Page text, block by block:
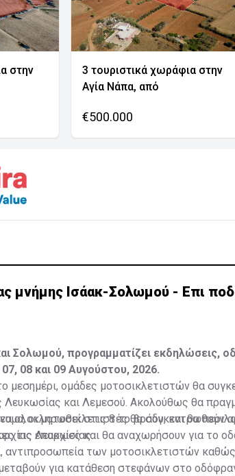
στην
3 τουριστικά χωράφια στην
Αγία Νάπα, από
€500.000
μνήμης Ισάακ-Σολωμού - Επι
Σολωμού, προγραμματίζει εκδηλώσεις,
08 και 09 Αυγούστου, 2026.
μεσημέρι, ομάδες μοτοσικλετιστών θα
Λευκωσίας και Λεμεσού. Ακολούθως θα
ολοκληρωθεί στις 8 το βράδυ, και θα
Λευκωσίας.
οι μοτοσικλετιστές θα συγκεντρωθούν
τις επαρχίες και θα αναχωρήσουν για το
αντιπροσωπεία των μοτοσικλετιστών
για κατάθεση στεφάνων στο